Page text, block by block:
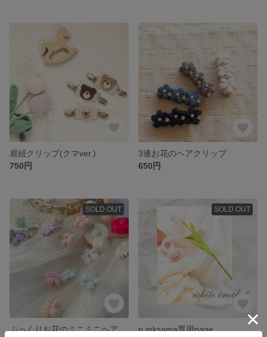
肩紐クリップ(クマver.)
750円
3連お花のヘアクリップ
650円
SOLD OUT
ぷっくりお花のミニミニヘアクリップ
SOLD OUT
p.mksama専用page